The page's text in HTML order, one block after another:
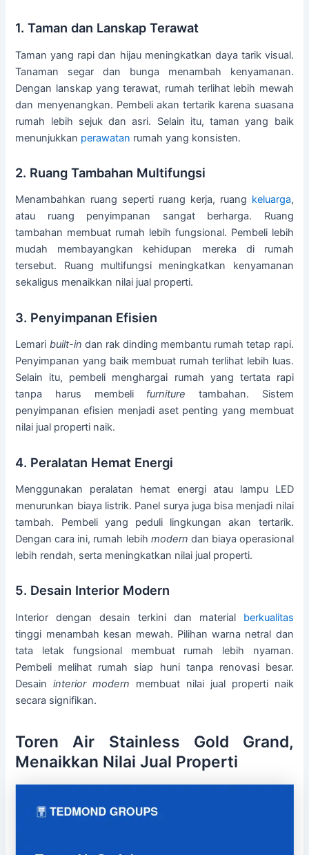
1. Taman dan Lanskap Terawat
Taman yang rapi dan hijau meningkatkan daya tarik visual.
Tanaman segar dan bunga menambah kenyamanan.
Dengan lanskap yang terawat, rumah terlihat lebih mewah
dan menyenangkan. Pembeli akan tertarik karena suasana
rumah lebih sejuk dan asri. Selain itu, taman yang baik
menunjukkan perawatan rumah yang konsisten.
2. Ruang Tambahan Multifungsi
Menambahkan ruang seperti ruang kerja, ruang keluarga,
atau ruang penyimpanan sangat berharga. Ruang
tambahan membuat rumah lebih fungsional. Pembeli lebih
mudah membayangkan kehidupan mereka di rumah
tersebut. Ruang multifungsi meningkatkan kenyamanan
sekaligus menaikkan nilai jual properti.
3. Penyimpanan Efisien
Lemari built-in dan rak dinding membantu rumah tetap rapi.
Penyimpanan yang baik membuat rumah terlihat lebih luas.
Selain itu, pembeli menghargai rumah yang tertata rapi
tanpa harus membeli furniture tambahan. Sistem
penyimpanan efisien menjadi aset penting yang membuat
nilai jual properti naik.
4. Peralatan Hemat Energi
Menggunakan peralatan hemat energi atau lampu LED
menurunkan biaya listrik. Panel surya juga bisa menjadi nilai
tambah. Pembeli yang peduli lingkungan akan tertarik.
Dengan cara ini, rumah lebih modern dan biaya operasional
lebih rendah, serta meningkatkan nilai jual properti.
5. Desain Interior Modern
Interior dengan desain terkini dan material berkualitas
tinggi menambah kesan mewah. Pilihan warna netral dan
tata letak fungsional membuat rumah lebih nyaman.
Pembeli melihat rumah siap huni tanpa renovasi besar.
Desaininterior modern membuat nilai jual properti naik
secara signifikan.
Toren Air Stainless Gold Grand,
Menaikkan Nilai Jual Properti